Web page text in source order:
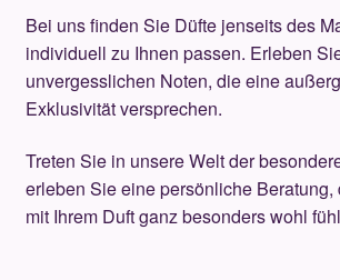
.
.
Bei uns finden Sie Düfte jenseits des
individuell zu Ihnen passen. Erleben
unvergesslichen Noten, die eine
Exklusivität versprechen.
Treten Sie in unsere Welt der
erleben Sie eine persönliche Beratung,
mit Ihrem Duft ganz besonders wohl